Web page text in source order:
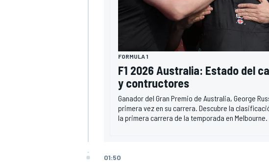
MÁS CATEGORÍAS
FORMULA 1
F1 2026 Australia: Estado del
y contructores
Ganador del Gran Premio de Australia, George
primera vez en su carrera. Descubre la
la primera carrera de la temporada en Melbourne.
01:50